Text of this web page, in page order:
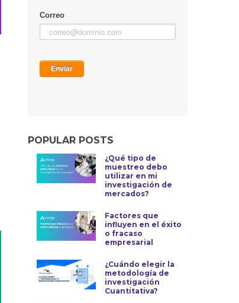
POPULAR POSTS
¿Qué tipo de
muestreo debo
utilizar en mi
investigación de
mercados?
Factores que
influyen en el éxito
o fracaso
empresarial
¿Cuándo elegir la
metodología de
investigación
Cuantitativa?